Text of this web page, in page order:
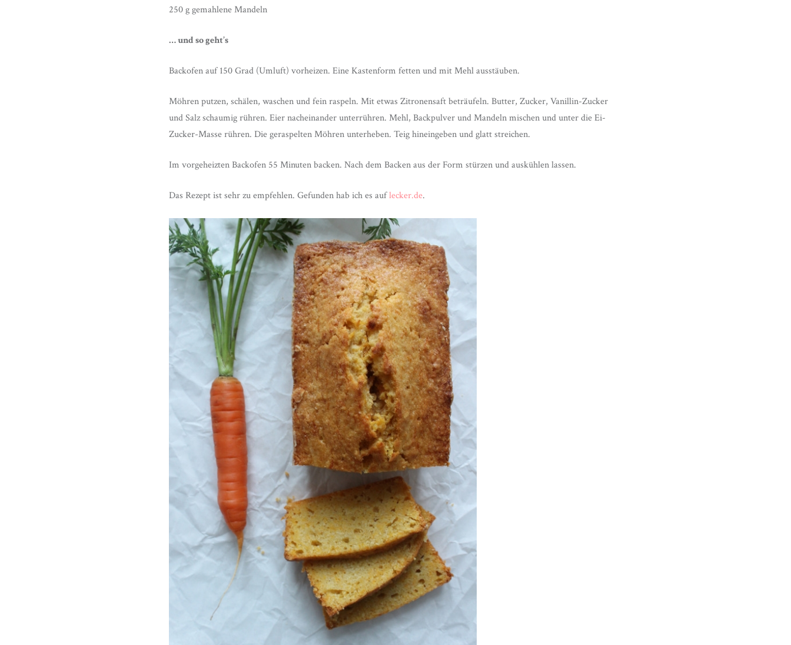
250 g gemahlene Mandeln
… und so geht’s
Backofen auf 150 Grad (Umluft) vorheizen. Eine Kastenform fetten und mit Mehl ausstäuben.
Möhren putzen, schälen, waschen und fein raspeln. Mit etwas Zitronensaft beträufeln. Butter, Zucker, Vanillin-Zucker
und Salz schaumig rühren. Eier nacheinander unterrühren. Mehl, Backpulver und Mandeln mischen und unter die Ei-
Zucker-Masse rühren. Die geraspelten Möhren unterheben. Teig hineingeben und glatt streichen.
Im vorgeheizten Backofen 55 Minuten backen. Nach dem Backen aus der Form stürzen und auskühlen lassen.
Das Rezept ist sehr zu empfehlen. Gefunden hab ich es auflecker.de.